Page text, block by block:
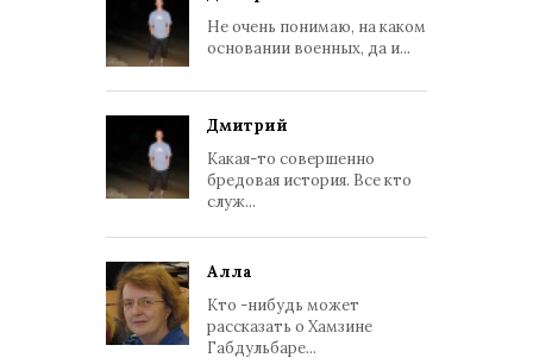
Не очень понимаю, на каком
основании военных, да и...
Дмитрий
Какая-то совершенно
бредовая история. Все кто
служ...
Алла
Кто -нибудь может
рассказать о Хамзине
Габдульбаре...